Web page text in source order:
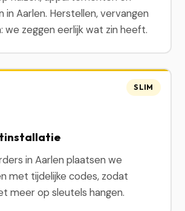
in Aarlen. Herstellen, vervangen
we zeggen eerlijk wat zin heeft.
in Aarlen plaatsen we
met tijdelijke codes, zodat
meer op sleutels hangen.
SLIM